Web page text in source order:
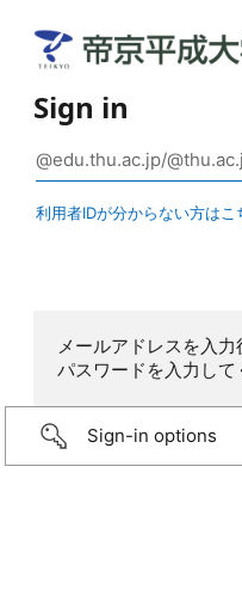
Sign in
利用者IDが分からない方はこ
メールアドレスを入力
パスワードを入力して
Sign-in options